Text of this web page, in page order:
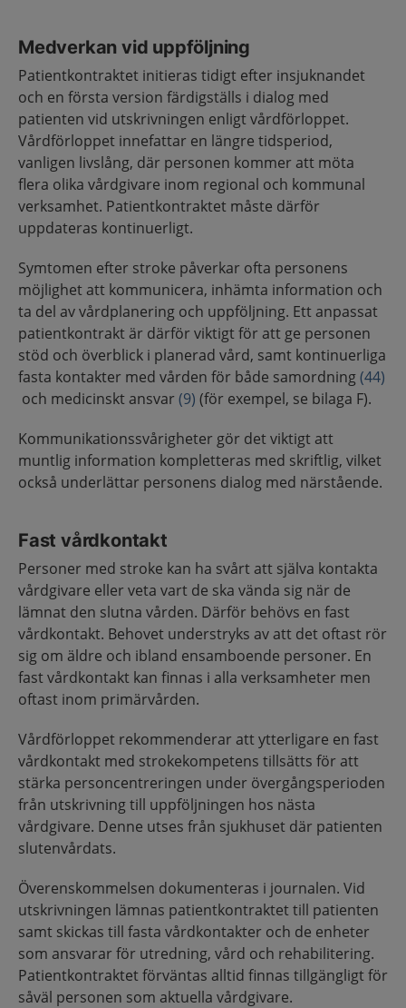
Medverkan vid uppföljning
Patientkontraktet initieras tidigt efter insjuknandet
och en första version färdigställs i dialog med
patienten vid utskrivningen enligt vårdförloppet.
Vårdförloppet innefattar en längre tidsperiod,
vanligen livslång, där personen kommer att möta
flera olika vårdgivare inom regional och kommunal
verksamhet. Patientkontraktet måste därför
uppdateras kontinuerligt.
Symtomen efter stroke påverkar ofta personens
möjlighet att kommunicera, inhämta information och
ta del av vårdplanering och uppföljning. Ett anpassat
patientkontrakt är därför viktigt för att ge personen
stöd och överblick i planerad vård, samt kontinuerliga
fasta kontakter med vården för både samordning(44)
och medicinskt ansvar (9) (för exempel, se bilaga F).
Kommunikationssvårigheter gör det viktigt att
muntlig information kompletteras med skriftlig, vilket
också underlättar personens dialog med närstående.
Fast vårdkontakt
Personer med stroke kan ha svårt att själva kontakta
vårdgivare eller veta vart de ska vända sig när de
lämnat den slutna vården. Därför behövs en fast
vårdkontakt. Behovet understryks av att det oftast rör
sig om äldre och ibland ensamboende personer. En
fast vårdkontakt kan finnas i alla verksamheter men
oftast inom primärvården.
Vårdförloppet rekommenderar att ytterligare en fast
vårdkontakt med strokekompetens tillsätts för att
stärka personcentreringen under övergångsperioden
från utskrivning till uppföljningen hos nästa
vårdgivare. Denne utses från sjukhuset där patienten
slutenvårdats.
Överenskommelsen dokumenteras i journalen. Vid
utskrivningen lämnas patientkontraktet till patienten
samt skickas till fasta vårdkontakter och de enheter
som ansvarar för utredning, vård och rehabilitering.
Patientkontraktet förväntas alltid finnas tillgängligt för
såväl personen som aktuella vårdgivare.